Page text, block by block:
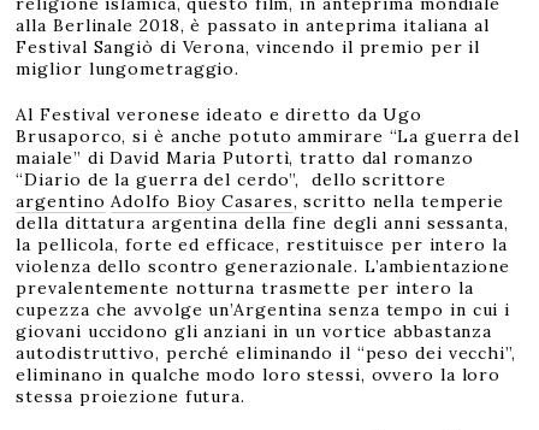
alla Berlinale 2018, è passato in anteprima italiana al
Festival Sangiò di Verona, vincendo il premio per il
miglior lungometraggio.
Al Festival veronese ideato e diretto da Ugo
Brusaporco, si è anche potuto ammirare “La guerra del
maiale” di David Maria Putortì, tratto dal romanzo
“Diario de la guerra del cerdo”, dello scrittore
argentino Adolfo Bioy Casares, scritto nella temperie
della dittatura argentina della fine degli anni sessanta,
la pellicola, forte ed efficace, restituisce per intero la
violenza dello scontro generazionale. L’ambientazione
prevalentemente notturna trasmette per intero la
cupezza che avvolge un’Argentina senza tempo in cui i
giovani uccidono gli anziani in un vortice abbastanza
autodistruttivo, perché eliminando il “peso dei vecchi”,
eliminano in qualche modo loro stessi, ovvero la loro
stessa proiezione futura.